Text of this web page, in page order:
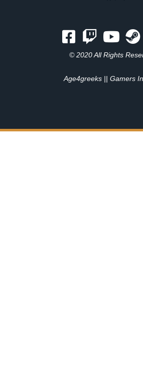
© 2020 All Rights
Age4greeks || Gamers